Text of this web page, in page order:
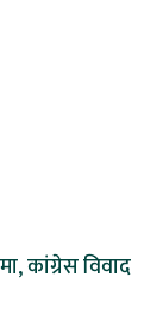
कांग्रेस विवाद